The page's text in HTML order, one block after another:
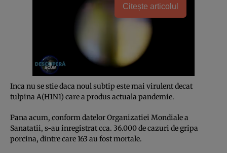
Citește articolul
Inca nu se stie daca noul subtip este mai virulent decat
tulpina A(H1N1) care a produs actuala pandemie.
Pana acum, conform datelor Organizatiei Mondiale a
Sanatatii, s-au inregistrat cca. 36.000 de cazuri de gripa
porcina, dintre care 163 au fost mortale.